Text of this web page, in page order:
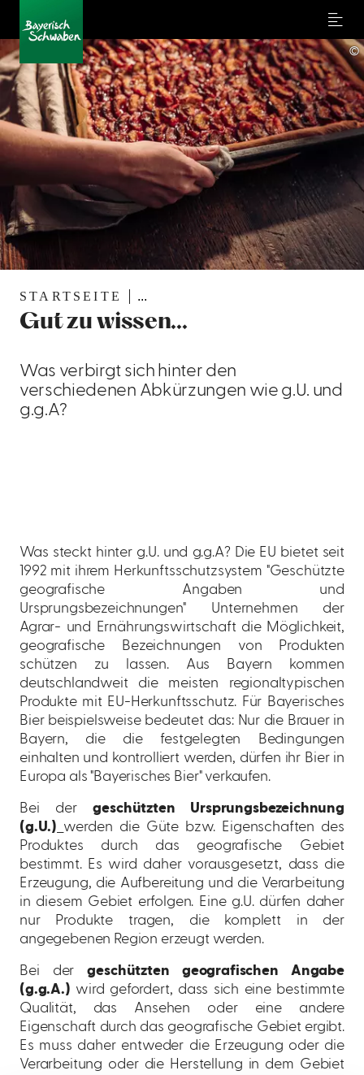
Menu
©
STARTSEITE ...
Gut zu wissen...
Was verbirgt sich hinter den
verschiedenen Abkürzungen wie g.U. und
g.g.A?
Was steckt hinter g.U. und g.g.A? Die EU bietet seit
1992 mit ihrem Herkunftsschutzsystem "Geschützte
geografische Angaben und
Ursprungsbezeichnungen" Unternehmen der
Agrar- und Ernährungswirtschaft die Möglichkeit,
geografische Bezeichnungen von Produkten
schützen zu lassen. Aus Bayern kommen
deutschlandweit die meisten regionaltypischen
Produkte mit EU-Herkunftsschutz. Für Bayerisches
Bier beispielsweise bedeutet das: Nur die Brauer in
Bayern, die die festgelegten Bedingungen
einhalten und kontrolliert werden, dürfen ihr Bier in
Europa als "Bayerisches Bier" verkaufen.
Bei dergeschützten Ursprungsbezeichnung
(g.U.) werden die Güte bzw. Eigenschaften des
Produktes durch das geografische Gebiet
bestimmt. Es wird daher vorausgesetzt, dass die
Erzeugung, die Aufbereitung und die Verarbeitung
in diesem Gebiet erfolgen. Eine g.U. dürfen daher
nur Produkte tragen, die komplett in der
angegebenen Region erzeugt werden.
Bei dergeschützten geografischen Angabe
(g.g.A.) wird gefordert, dass sich eine bestimmte
Qualität, das Ansehen oder eine andere
Eigenschaft durch das geografische Gebiet ergibt.
Es muss daher entweder die Erzeugung oder die
Verarbeitung oder die Herstellung in dem Gebiet